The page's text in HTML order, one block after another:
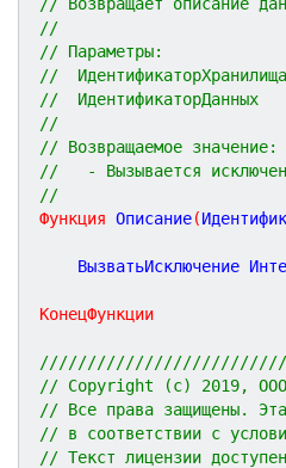
//
// Параметры:
//
//  ИдентификаторДанных
//
// Возвращаемое значение:
//   - Вызывается
//
Функция Описание(
ВызватьИсключение
КонецФункции
// Copyright (c) 2019, ООО
// Все права защищены. Эта
// в соответствии с
// Текст лицензии